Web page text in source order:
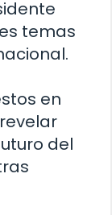
temas
en
del